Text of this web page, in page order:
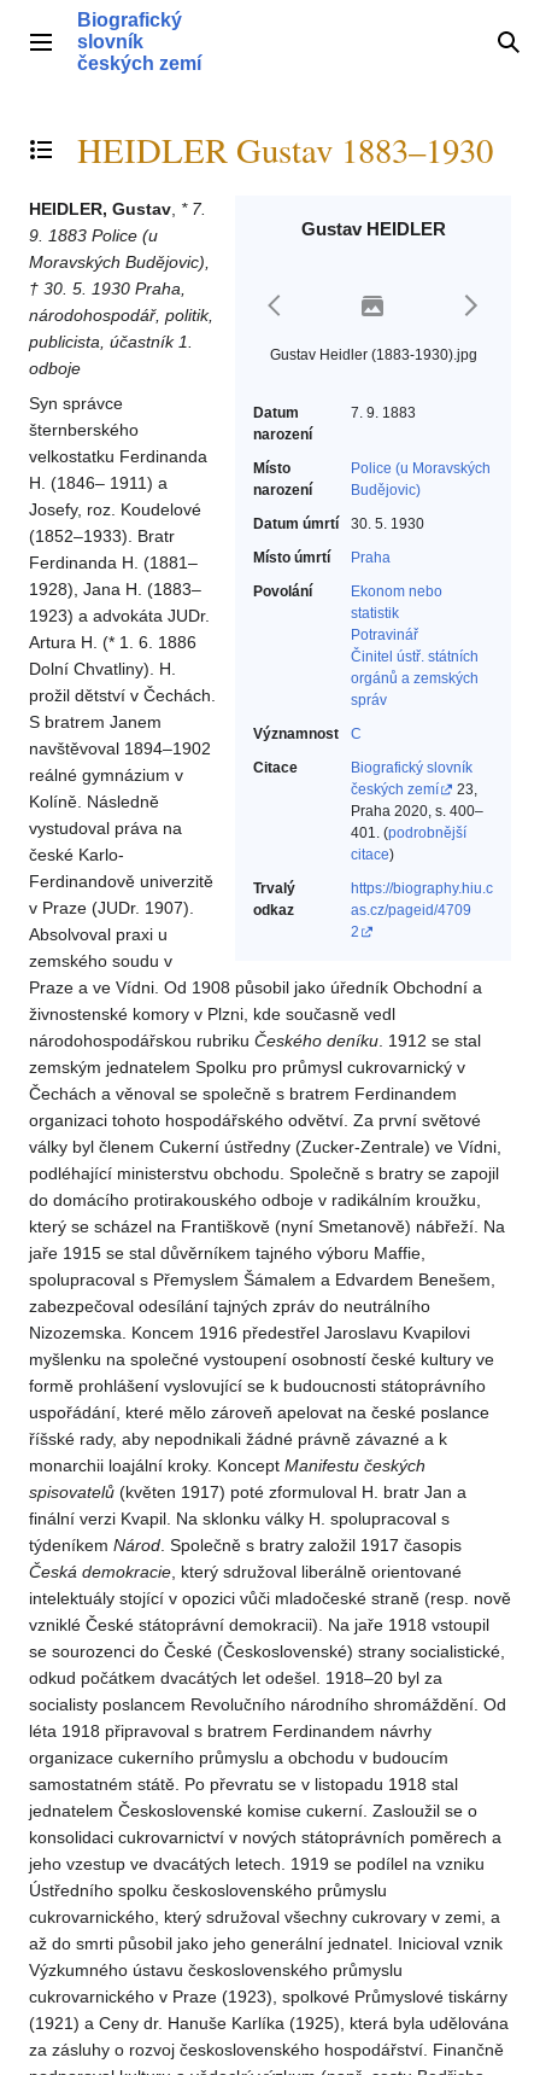
obsahHlavní menu
Biografický
slovník
českých zemí
Přepnout obsah
HEIDLER Gustav 1883–1930
Gustav HEIDLER
Gustav Heidler (1883-1930).jpg
Datum
narození
7. 9. 1883
Místo
narození
Police (u Moravských
Budějovic)
Datum úmrtí
30. 5. 1930
Místo úmrtí
Praha
Povolání
Ekonom nebo
statistik‎
Potravinář‎
Činitel ústř. státních
orgánů a zemských
správ‎
Významnost
C
Citace
Biografický slovník
českých zemí
23,
Praha 2020, s. 400–
401. (podrobnější
citace)
Trvalý
odkaz
https://biography.hiu.c
as.cz/pageid/4709
2
HEIDLER, Gustav * 7.
9. 1883 Police (u
Moravských Budějovic),
† 30. 5. 1930 Praha,
národohospodář, politik,
publicista, účastník 1.
odboje
Syn správce
šternberského
velkostatku Ferdinanda
H. (1846– 1911) a
Josefy, roz. Koudelové
(1852–1933). Bratr
Ferdinanda H. (1881–
1928), Jana H. (1883–
1923) a advokáta JUDr.
Artura H. (* 1. 6. 1886
Dolní Chvatliny). H.
prožil dětství v Čechách.
S bratrem Janem
navštěvoval 1894–1902
reálné gymnázium v
Kolíně. Následně
vystudoval práva na
české Karlo-
Ferdinandově univerzitě
v Praze (JUDr. 1907).
Absolvoval praxi u
zemského soudu v
Praze a ve Vídni. Od 1908 působil jako úředník Obchodní a
živnostenské komory v Plzni, kde současně vedl
národohospodářskou rubriku Českého deníku . 1912 se stal
zemským jednatelem Spolku pro průmysl cukrovarnický v
Čechách a věnoval se společně s bratrem Ferdinandem
organizaci tohoto hospodářského odvětví. Za první světové
války byl členem Cukerní ústředny (Zucker-Zentrale) ve Vídni,
podléhající ministerstvu obchodu. Společně s bratry se zapojil
do domácího protirakouského odboje v radikálním kroužku,
který se scházel na Františkově (nyní Smetanově) nábřeží. Na
jaře 1915 se stal důvěrníkem tajného výboru Maffie,
spolupracoval s Přemyslem Šámalem a Edvardem Benešem,
zabezpečoval odesílání tajných zpráv do neutrálního
Nizozemska. Koncem 1916 předestřel Jaroslavu Kvapilovi
myšlenku na společné vystoupení osobností české kultury ve
formě prohlášení vyslovující se k budoucnosti státoprávního
uspořádání, které mělo zároveň apelovat na české poslance
říšské rady, aby nepodnikali žádné právně závazné a k
monarchii loajální kroky. Koncept Manifestu českých
spisovatelů (květen 1917) poté zformuloval H. bratr Jan a
finální verzi Kvapil. Na sklonku války H. spolupracoval s
týdeníkem Národ . Společně s bratry založil 1917 časopis
Česká demokracie , který sdružoval liberálně orientované
intelektuály stojící v opozici vůči mladočeské straně (resp. nově
vzniklé České státoprávní demokracii). Na jaře 1918 vstoupil
se sourozenci do České (Československé) strany socialistické,
odkud počátkem dvacátých let odešel. 1918–20 byl za
socialisty poslancem Revolučního národního shromáždění. Od
léta 1918 připravoval s bratrem Ferdinandem návrhy
organizace cukerního průmyslu a obchodu v budoucím
samostatném státě. Po převratu se v listopadu 1918 stal
jednatelem Československé komise cukerní. Zasloužil se o
konsolidaci cukrovarnictví v nových státoprávních poměrech a
jeho vzestup ve dvacátých letech. 1919 se podílel na vzniku
Ústředního spolku československého průmyslu
cukrovarnického, který sdružoval všechny cukrovary v zemi, a
až do smrti působil jako jeho generální jednatel. Inicioval vznik
Výzkumného ústavu československého průmyslu
cukrovarnického v Praze (1923), spolkové Průmyslové tiskárny
(1921) a Ceny dr. Hanuše Karlíka (1925), která byla udělována
za zásluhy o rozvoj československého hospodářství. Finančně